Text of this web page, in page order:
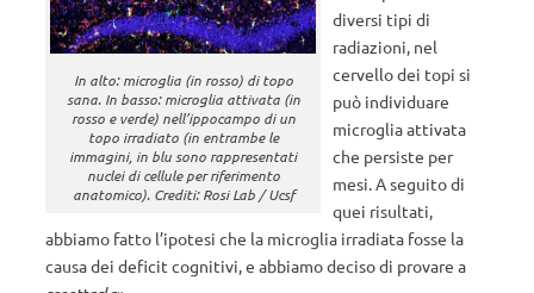
In alto: microglia (in rosso) di topo
sana. In basso: microglia attivata (in
rosso e verde) nell’ippocampo di un
topo irradiato (in entrambe le
immagini, in blu sono rappresentati
nuclei di cellule per riferimento
anatomico). Crediti: Rosi Lab / Ucsf
diversi tipi di
radiazioni, nel
cervello dei topi si
può individuare
microglia attivata
che persiste per
mesi. A seguito di
quei risultati,
abbiamo fatto l’ipotesi che la microglia irradiata fosse la
causa dei deficit cognitivi, e abbiamo deciso di provare a